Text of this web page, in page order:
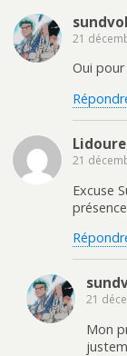
21
Oui
21
Excuse
21
Mon